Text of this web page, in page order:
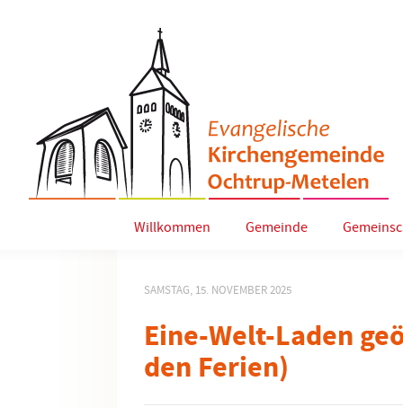
Willkommen Gemeinde
SAMSTAG, 15. NOVEMBER 2025
Eine-Welt-Laden
den Ferien)